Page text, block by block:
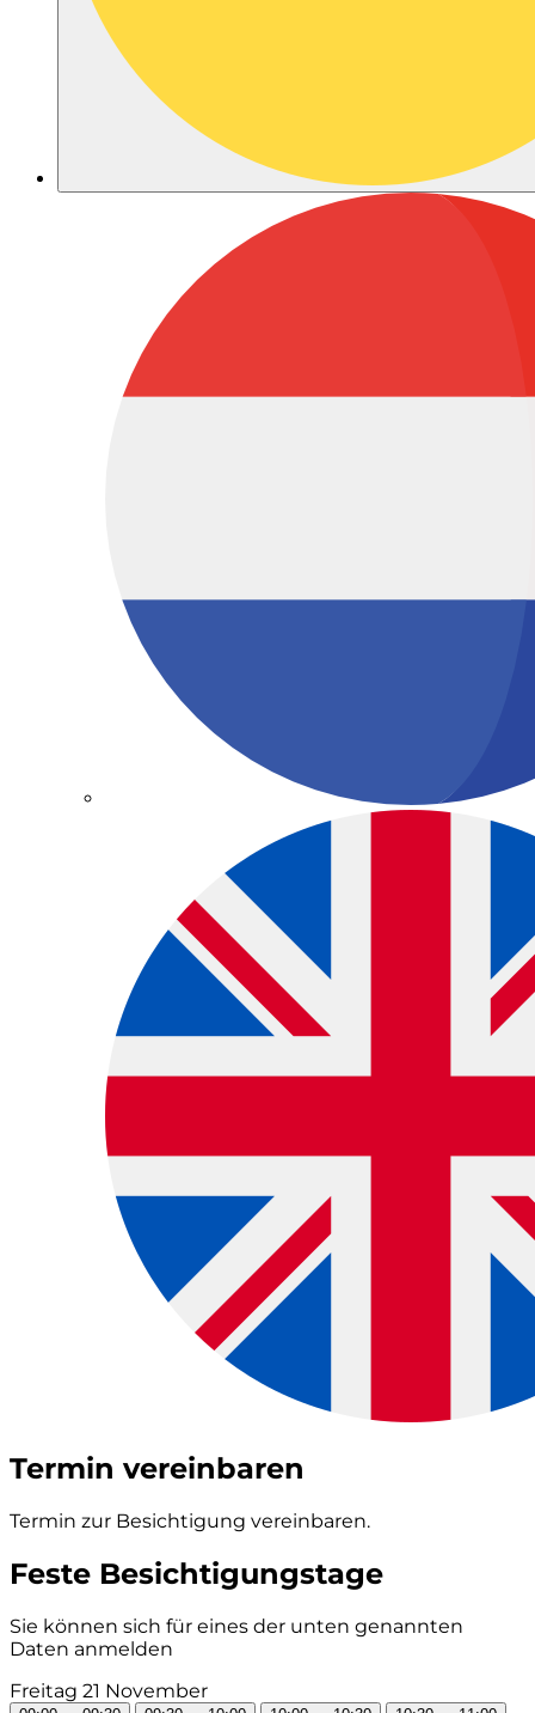
Termin vereinbaren
Termin zur Besichtigung vereinbaren.
Feste Besichtigungstage
Sie können sich für eines der unten genannten
Daten anmelden
Freitag 21 November